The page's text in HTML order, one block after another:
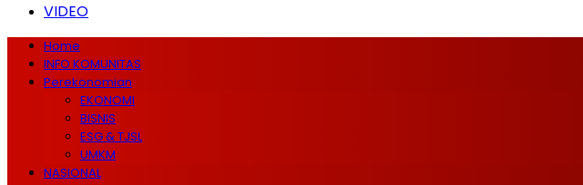
VIDEO
Home
INFO KOMUNITAS
Perekonomian
EKONOMI
BISNIS
ESG & TJSL
UMKM
NASIONAL